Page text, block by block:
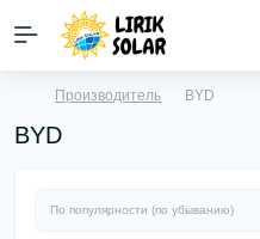
Производитель BYD
BYD